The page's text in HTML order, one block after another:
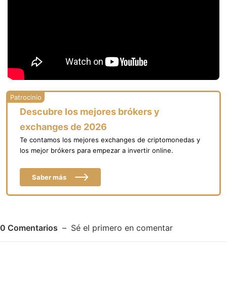
Descubre los mejores brókers y
exchanges de 2026
Te contamos los mejores exchanges de criptomonedas y
los mejor brókers para empezar a invertir online.
Saber más
0 Comentarios Sé el primero en comentar